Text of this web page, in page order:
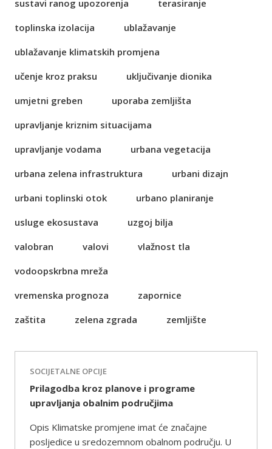
sustavi ranog upozorenja
terasiranje
toplinska izolacija
ublažavanje
ublažavanje klimatskih promjena
učenje kroz praksu
uključivanje dionika
umjetni greben
uporaba zemljišta
upravljanje kriznim situacijama
upravljanje vodama
urbana vegetacija
urbana zelena infrastruktura
urbani dizajn
urbani toplinski otok
urbano planiranje
usluge ekosustava
uzgoj bilja
valobran
valovi
vlažnost tla
vodoopskrbna mreža
vremenska prognoza
zapornice
zaštita
zelena zgrada zemljište
SOCIJETALNE OPCIJE
Prilagodba kroz planove i programe
upravljanja obalnim područjima
Opis Klimatske promjene imat će značajne
posljedice u sredozemnom obalnom području. U